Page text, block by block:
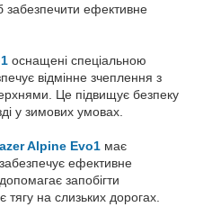
забезпечити ефективне
оснащені спеціальною
відмінне зчеплення з
Це підвищує безпеку
у зимових умовах.
Alpine Evo1 має
ефективне
запобігти
на слизьких дорогах.